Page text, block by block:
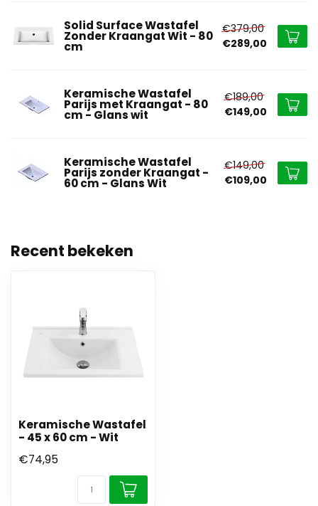
Solid Surface Wastafel
Zonder Kraangat Wit - 80
cm
€379,00
€289,00
Keramische Wastafel
Parijs met Kraangat - 80
cm - Glans wit
€189,00
€149,00
Keramische Wastafel
Parijs zonder Kraangat -
60 cm - Glans Wit
€149,00
€109,00
Recent bekeken
Keramische Wastafel
- 45 x 60 cm - Wit
€74,95